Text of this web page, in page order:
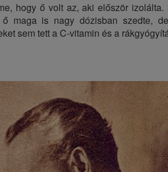
hogy ő volt az, aki először
maga is nagy dózisban szedte,
sem tett a C-vitamin és a